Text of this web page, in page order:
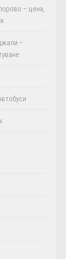
– цена,
–